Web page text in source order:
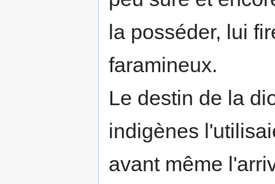
la posséder, lui
faramineux.
Le destin de la
indigènes
avant même